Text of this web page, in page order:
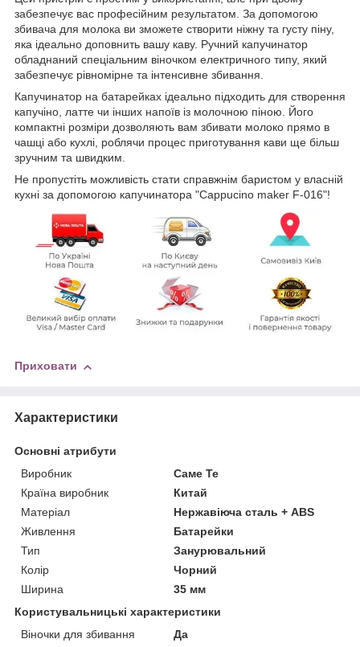
забезпечує вас професійним результатом. За допомогою
збивача для молока ви зможете створити ніжну та густу піну,
яка ідеально доповнить вашу каву. Ручний капучинатор
обладнаний спеціальним віночком електричного типу, який
забезпечує рівномірне та інтенсивне збивання.
Капучинатор на батарейках ідеально підходить для створення
капучіно, латте чи інших напоїв із молочною піною. Його
компактні розміри дозволяють вам збивати молоко прямо в
чашці або кухлі, роблячи процес приготування кави ще більш
зручним та швидким.
Не пропустіть можливість стати справжнім баристом у власній
кухні за допомогою капучинатора "Cappucino maker F-016"!
Приховати
Характеристики
Основні атрибути
Виробник
Саме Те
Країна виробник
Китай
Матеріал
Нержавіюча сталь + ABS
Живлення
Батарейки
Тип
Занурювальний
Колір
Чорний
Ширина
35 мм
Користувальницькі характеристики
Віночки для збивання
Да